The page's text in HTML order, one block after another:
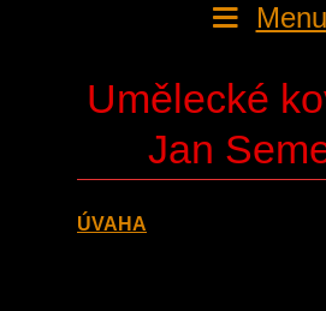
Menu
Umělecké
Jan
ÚVAHA